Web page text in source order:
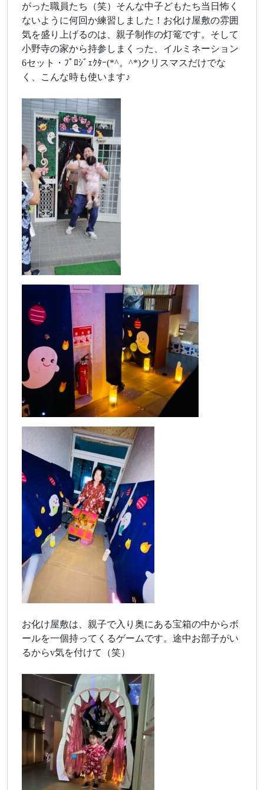
がった職員たち（笑）そんな中子どもたち当日怖く
ないように何回か練習しました！お化け屋敷の雰囲
気を盛り上げるのは、親子制作の灯篭です。そして
小野寺の家から持参しまくった、イルミネーション
6セット・ﾌﾟﾛｼﾞｪｸﾀｰ(*^。^*)クリスマスだけでな
く、こんな時も使います♪
お化け屋敷は、親子で入り奥にある宝箱の中からボ
ールを一個持ってくるゲームです。途中お部子がい
るからv気を付けて（笑）